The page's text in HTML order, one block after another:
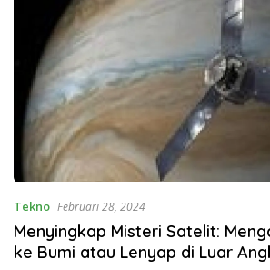
Tekno Februari 28, 2024
Menyingkap Misteri Satelit:
ke Bumi atau Lenyap di Luar